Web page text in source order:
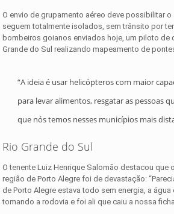
O envio de grupamento aéreo deve possibilitar
seguem totalmente isolados, sem trânsito por
bombeiros goianos enviados hoje, um piloto de
Grande do Sul realizando mapeamento de
“A ideia é usar helicópteros com maior
para levar alimentos, resgatar as pessoas
que nós temos nesses municípios mais
Rio Grande do Sul
O tenente Luiz Henrique Salomão destacou que
região de Porto Alegre foi de devastação:
de Porto Alegre estava todo sem energia, a
tomando a rodovia e foi ali que caiu a nossa